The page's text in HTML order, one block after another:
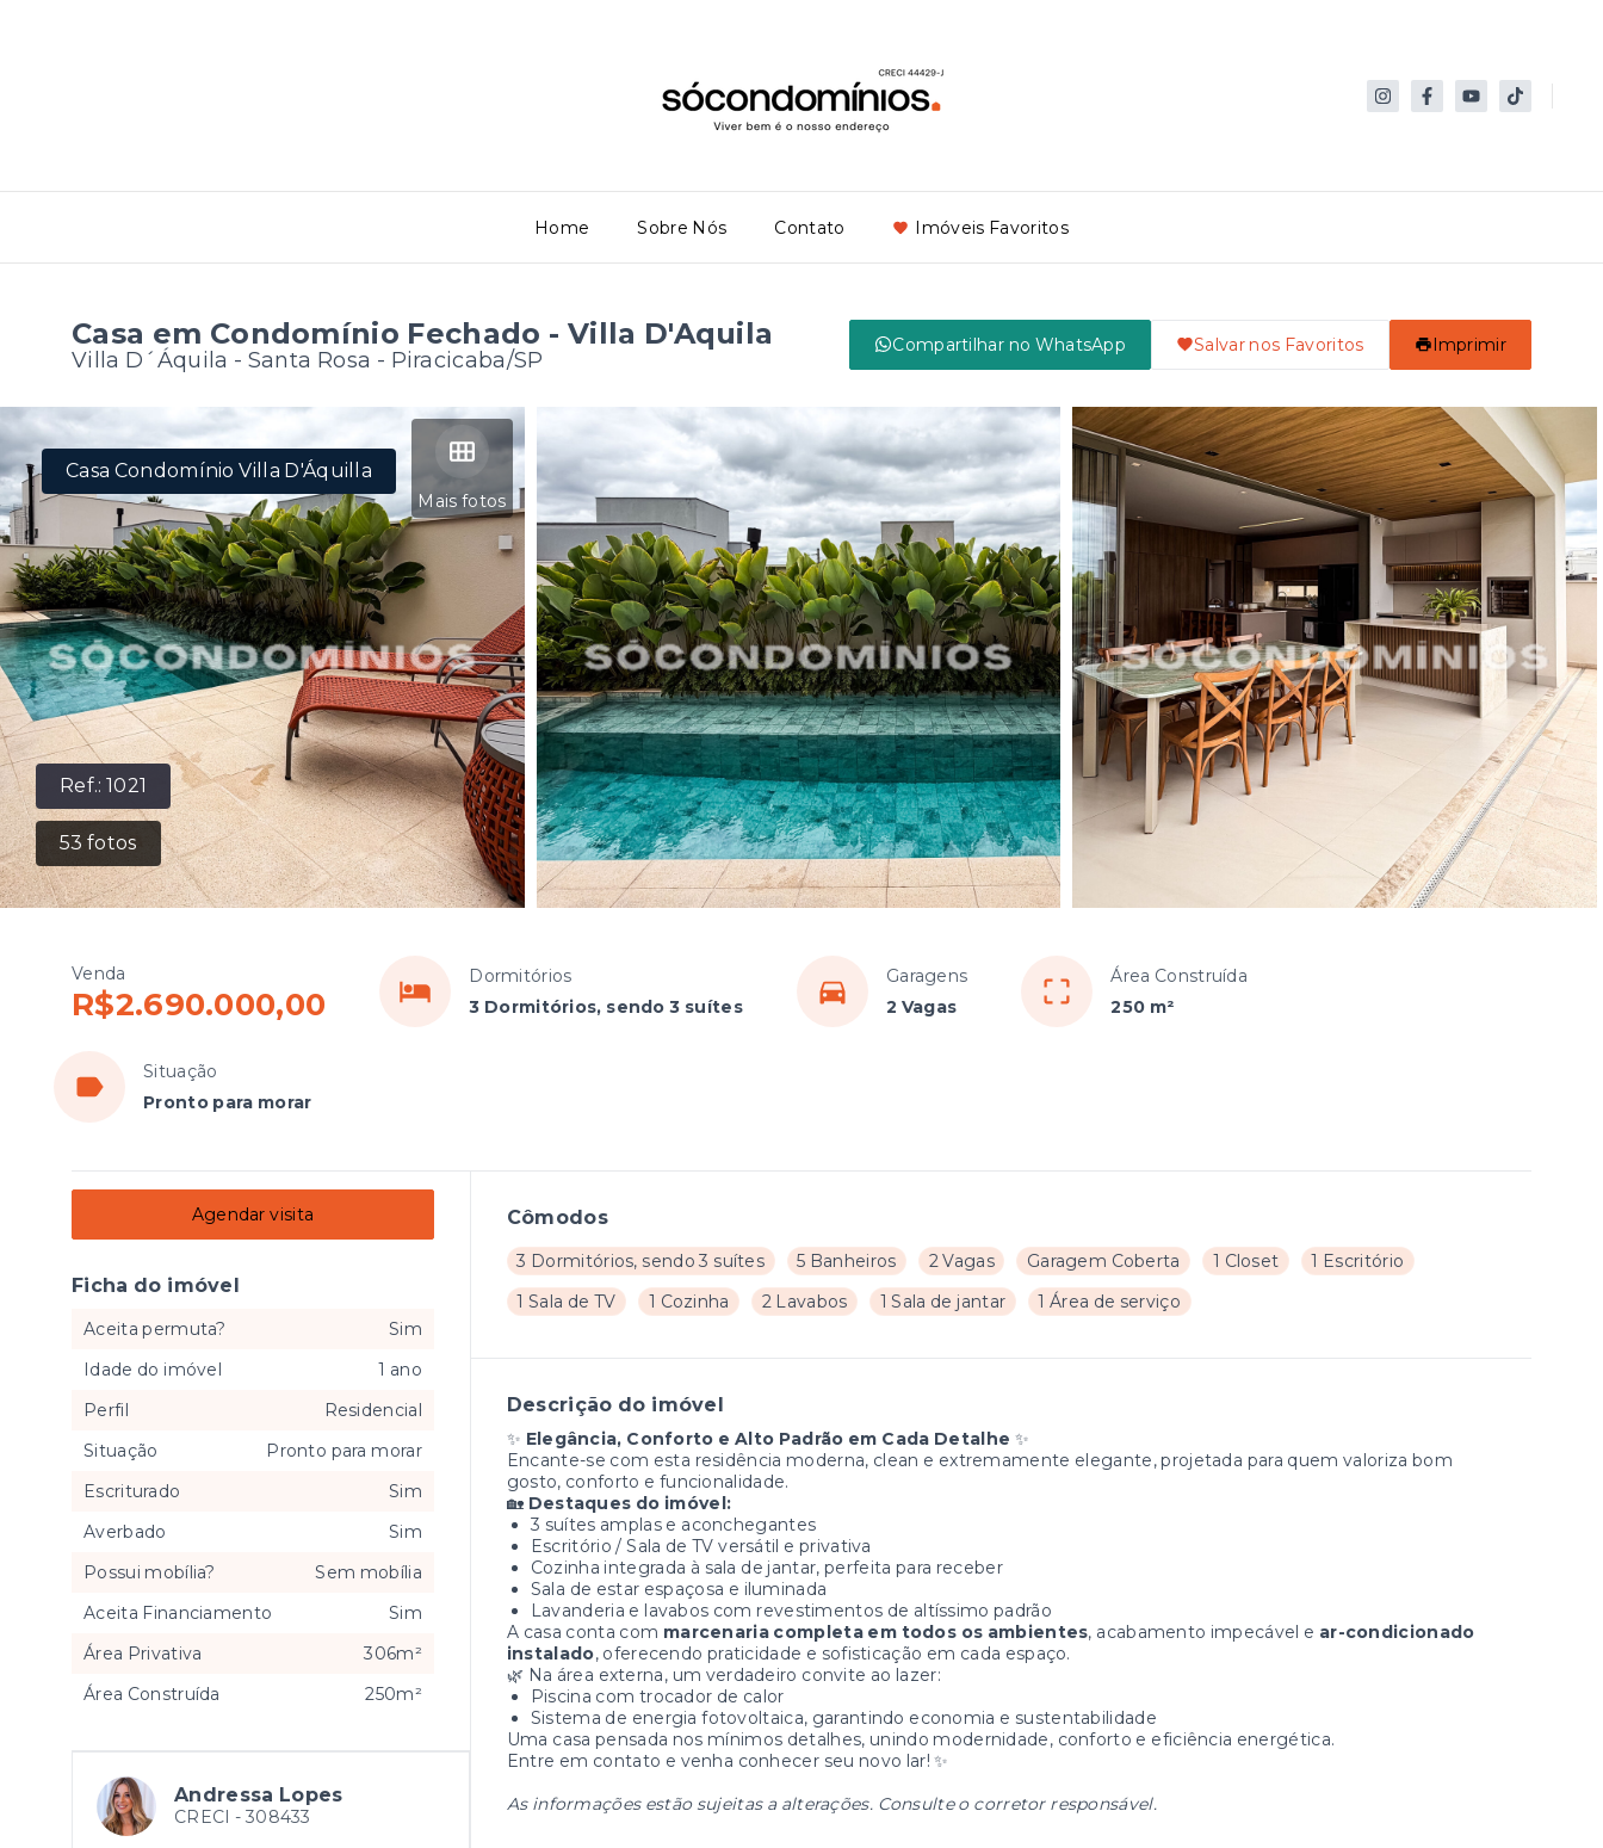
Home Sobre Nós Contato Imóveis Favoritos
Casa em Condomínio Fechado - Villa D'Aquila
Villa D´Áquila - Santa Rosa - Piracicaba/SP
Compartilhar no WhatsApp Salvar nos Favoritos Imprimir
Ref.:1021
53 fotos
Mais fotos
Casa Condomínio Villa D'Áquilla
Venda
R$2.690.000,00
Dormitórios
3 Dormitórios, sendo 3 suítes
Garagens
2 Vagas
Área Construída
250 m²
Situação
Pronto para morar
Cômodos
3 Dormitórios, sendo 3 suítes 5 Banheiros 2 Vagas Garagem Coberta 1 Closet
1 Escritório
1 Sala de TV
1 Cozinha 2 Lavabos 1 Sala de jantar 1 Área de serviço
Descrição do imóvel
✨ Elegância, Conforto e Alto Padrão em Cada Detalhe ✨
Encante-se com esta residência moderna, clean e extremamente elegante, projetada para quem valoriza bom
gosto, conforto e funcionalidade.
🏡 Destaques do imóvel:
3 suítes amplas e aconchegantes
Escritório / Sala de TV versátil e privativa
Cozinha integrada à sala de jantar, perfeita para receber
Sala de estar espaçosa e iluminada
Lavanderia e lavabos com revestimentos de altíssimo padrão
A casa conta com marcenaria completa em todos os ambientes, acabamento impecável e ar-condicionado
instalado, oferecendo praticidade e sofisticação em cada espaço.
🌿 Na área externa, um verdadeiro convite ao lazer:
Piscina com trocador de calor
Sistema de energia fotovoltaica, garantindo economia e sustentabilidade
Uma casa pensada nos mínimos detalhes, unindo modernidade, conforto e eficiência energética.
Entre em contato e venha conhecer seu novo lar! ✨
As informações estão sujeitas a alterações. Consulte o corretor responsável.
Agendar visita
Ficha do imóvel
Aceita permuta?
Sim
Idade do imóvel
1 ano
Perfil
Residencial
Situação
Pronto para morar
Escriturado
Sim
Averbado
Sim
Possui mobília?
Sem mobília
Aceita Financiamento
Sim
Área Privativa
306m²
Área Construída
250m²
Andressa Lopes
CRECI - 308433